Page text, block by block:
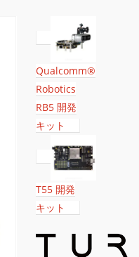
Qualcomm®
Robotics
RB5 開発
キット
T55 開発
キット